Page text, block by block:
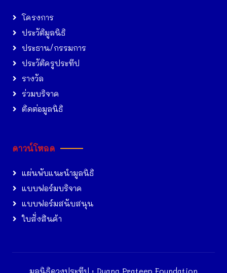
โครงการ
ประวัติมูลนิธิ
ประธาน/กรรมการ
ประวัติครูประทีป
รางวัล
ร่วมบริจาค
ติดต่อมูลนิธิ
ดาวน์โหลด
แผ่นพับแนะนำมูลนิธิ
แบบฟอร์มบริจาค
แบบฟอร์มสนับสนุน
ใบสั่งสินค้า
มูลนิธิดวงประทีป : Duang Prateep Foundation